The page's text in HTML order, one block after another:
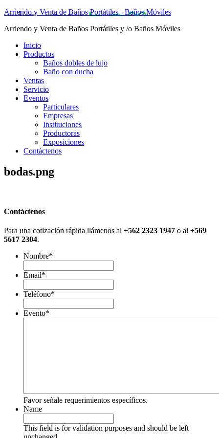
Arriendo y Venta de Baños Portátiles - Baños Móviles
Arriendo y Venta de Baños Portátiles y /o Baños Móviles
Inicio
Productos
Baños dobles de lujo
Baño con ducha
Ventas
Servicio
Eventos
Particulares
Empresas
Instituciones
Productoras
Exposiciones
Contáctenos
bodas.png
Contáctenos
Para una cotización rápida llámenos al +562 2323 1947 o al +569
5617 2304.
Nombre*
Email*
Teléfono*
Evento*
Favor señale requerimientos específicos.
Name
This field is for validation purposes and should be left